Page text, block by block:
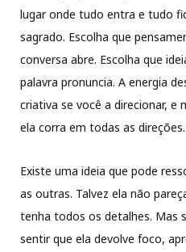
lugar onde tudo entra e tudo
sagrado. Escolha que
conversa abre. Escolha que
palavra pronuncia. A energia
criativa se você a direcionar, e
ela corra em todas as direções.
Existe uma ideia que pode
as outras. Talvez ela não
tenha todos os detalhes. Mas
sentir que ela devolve foco,